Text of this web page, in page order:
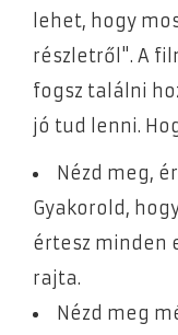
lehet, hogy
részletről". A
fogsz találni
jó tud lenni.
Nézd meg,
Gyakorold,
értesz minden
rajta.
Nézd meg